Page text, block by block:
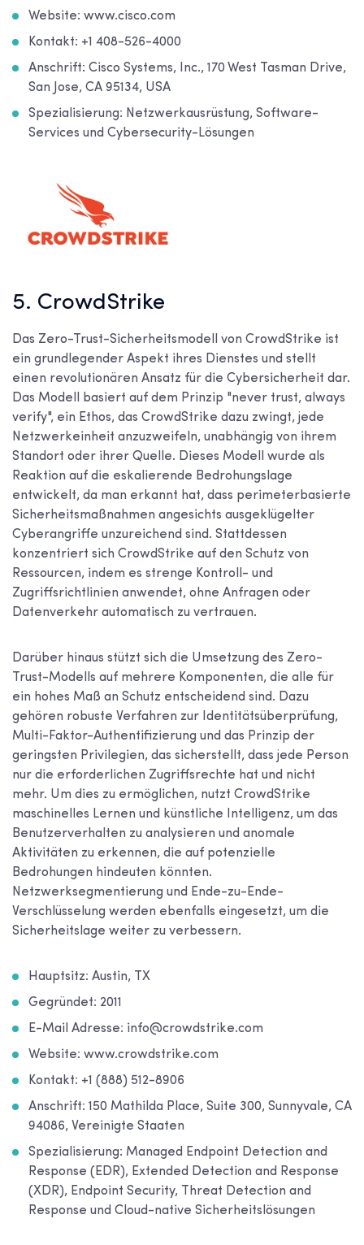
Website: www.cisco.com
Kontakt: +1 408-526-4000
Anschrift: Cisco Systems, Inc., 170 West Tasman Drive,
San Jose, CA 95134, USA
Spezialisierung: Netzwerkausrüstung, Software-
Services und Cybersecurity-Lösungen
5. CrowdStrike
Das Zero-Trust-Sicherheitsmodell von CrowdStrike ist
ein grundlegender Aspekt ihres Dienstes und stellt
einen revolutionären Ansatz für die Cybersicherheit dar.
Das Modell basiert auf dem Prinzip "never trust, always
verify", ein Ethos, das CrowdStrike dazu zwingt, jede
Netzwerkeinheit anzuzweifeln, unabhängig von ihrem
Standort oder ihrer Quelle. Dieses Modell wurde als
Reaktion auf die eskalierende Bedrohungslage
entwickelt, da man erkannt hat, dass perimeterbasierte
Sicherheitsmaßnahmen angesichts ausgeklügelter
Cyberangriffe unzureichend sind. Stattdessen
konzentriert sich CrowdStrike auf den Schutz von
Ressourcen, indem es strenge Kontroll- und
Zugriffsrichtlinien anwendet, ohne Anfragen oder
Datenverkehr automatisch zu vertrauen.
Darüber hinaus stützt sich die Umsetzung des Zero-
Trust-Modells auf mehrere Komponenten, die alle für
ein hohes Maß an Schutz entscheidend sind. Dazu
gehören robuste Verfahren zur Identitätsüberprüfung,
Multi-Faktor-Authentifizierung und das Prinzip der
geringsten Privilegien, das sicherstellt, dass jede Person
nur die erforderlichen Zugriffsrechte hat und nicht
mehr. Um dies zu ermöglichen, nutzt CrowdStrike
maschinelles Lernen und künstliche Intelligenz, um das
Benutzerverhalten zu analysieren und anomale
Aktivitäten zu erkennen, die auf potenzielle
Bedrohungen hindeuten könnten.
Netzwerksegmentierung und Ende-zu-Ende-
Verschlüsselung werden ebenfalls eingesetzt, um die
Sicherheitslage weiter zu verbessern.
Hauptsitz: Austin, TX
Gegründet: 2011
E-Mail Adresse: info@crowdstrike.com
Website: www.crowdstrike.com
Kontakt: +1 (888) 512-8906
Anschrift: 150 Mathilda Place, Suite 300, Sunnyvale, CA
94086, Vereinigte Staaten
Spezialisierung: Managed Endpoint Detection and
Response (EDR), Extended Detection and Response
(XDR), Endpoint Security, Threat Detection and
Response und Cloud-native Sicherheitslösungen